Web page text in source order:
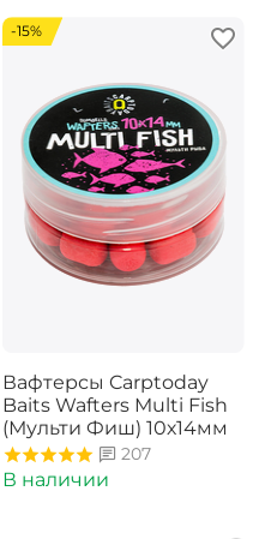
-15%
Вафтерсы Carptoday
Baits Wafters Multi Fish
(Мульти Фиш) 10х14мм
207
В наличии